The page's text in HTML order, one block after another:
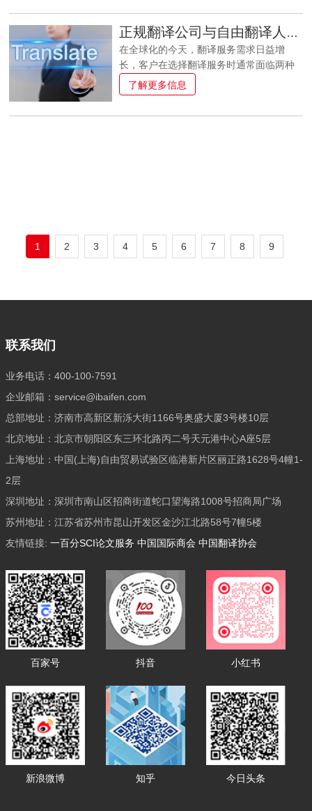
国牵头制定国际标准的相关工作，为ISO、
IEC等技术委员会（TC）、分委会（SC）
及工作组（WG）的秘书处落户中国略尽一
份心力，为持续提升中国在国际规则制定
中的影响力与话语权贡献一百分的力量。
构，以专业的翻译团队、权威的资质认
证、高效的交付能力，为客户提供各种证
件类的翻译，如：出生证、结婚证、学位
证、成绩单、护照、驾照、银行流水、签
证申请材料等全品类证件翻译服务，一百
审核，赢得客户的深度信赖。专业翻译全
正规翻译公司与自由翻译人员的区别？
在全球化的今天，翻译服务需求日益增
长，客户在选择翻译服务时通常面临两种
主要选择：正规翻译公司和自由翻译人
员。这两种服务提供方式各有特点和优
能拥有数百名员工，并在多个国家设立分
支机构，能够处理大规模、多语种的翻译
了解更多信息
1 2 3 4 5 6 7 8 9
联系我们
业务电话：400-100-7591
企业邮箱：service@ibaifen.com
总部地址：济南市高新区新泺大街1166号奥盛大厦3号楼10层
北京地址：北京市朝阳区东三环北路丙二号天元港中心A座5层
上海地址：中国(上海)自由贸易试验区临港新片区丽正路1628号4幢1-
2层
深圳地址：深圳市南山区招商街道蛇口望海路1008号招商局广场
苏州地址：江苏省苏州市昆山开发区金沙江北路58号7幢5楼
友情链接: 一百分SCI论文服务 中国国际商会 中国翻译协会
百家号 抖音 小红书
新浪微博 知乎 今日头条